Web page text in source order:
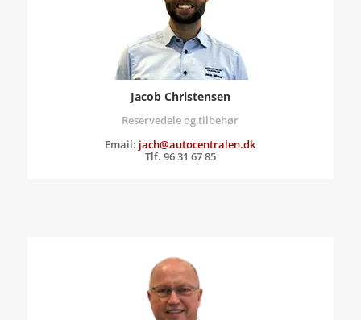
Jacob Christensen
Reservedele og tilbehør
Email: jach@autocentralen.dk
Tlf. 96 31 67 85